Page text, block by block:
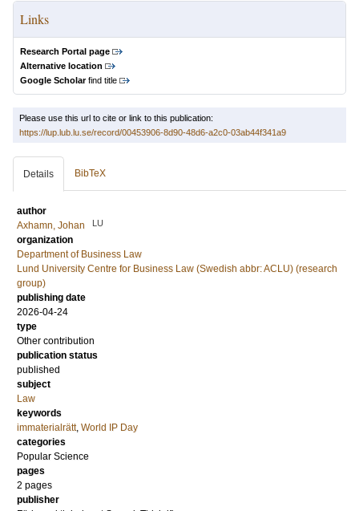
Links
Research Portal page
Alternative location
Google Scholarfind title
Please use this url to cite or link to this publication:
https://lup.lub.lu.se/record/00453906-8d90-48d6-a2c0-03ab44f341a9
Details BibTeX
author
Axhamn, Johan
LU
organization
Department of Business Law
Lund University Centre for Business Law (Swedish abbr: ACLU) (research
group)
publishing date
2026-04-24
type
Other contribution
publication status
published
subject
Law
keywords
immaterialrätt, World IP Day
categories
Popular Science
pages
2 pages
publisher